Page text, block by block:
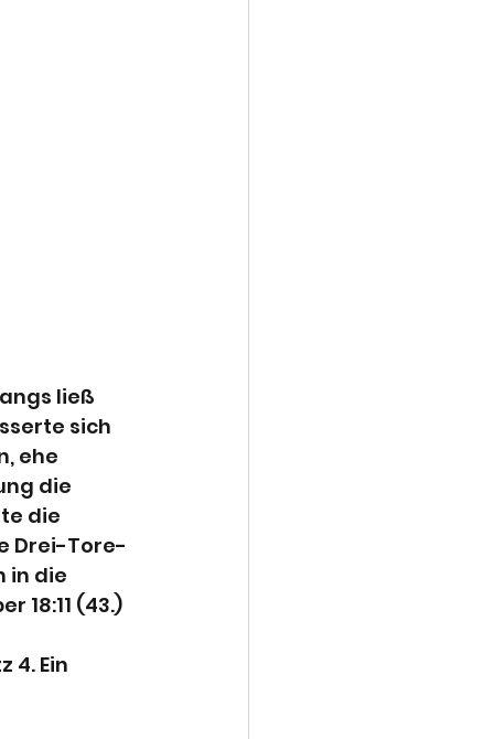
ließ
sich
ehe
die
die
Drei-Tore-
in die
18:11 (43.)
4. Ein